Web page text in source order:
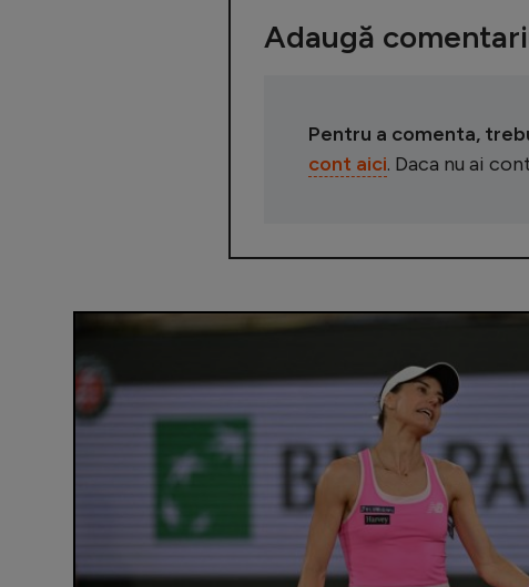
Adaugă
Pentru a comenta,
cont aici. Daca nu ai